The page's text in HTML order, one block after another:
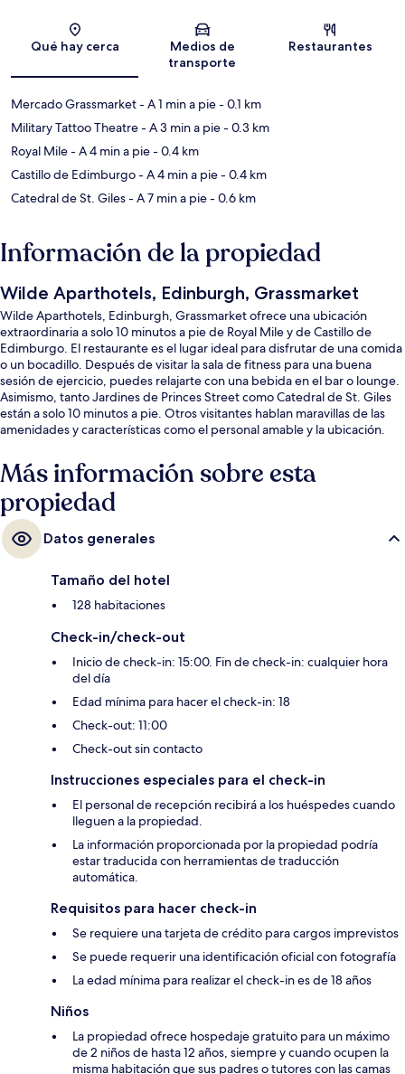
Sección del mapa
Qué hay cerca
Medios de
transporte
Restaurantes
Mercado Grassmarket- A 1 min a pie- 0.1 km
Military Tattoo Theatre- A 3 min a pie- 0.3 km
Royal Mile- A 4 min a pie- 0.4 km
Castillo de Edimburgo- A 4 min a pie- 0.4 km
Catedral de St. Giles- A 7 min a pie- 0.6 km
Información de la propiedad
Wilde Aparthotels, Edinburgh, Grassmarket
Wilde Aparthotels, Edinburgh, Grassmarket ofrece una ubicación
extraordinaria a solo 10 minutos a pie de Royal Mile y de Castillo de
Edimburgo. El restaurante es el lugar ideal para disfrutar de una comida
o un bocadillo. Después de visitar la sala de fitness para una buena
sesión de ejercicio, puedes relajarte con una bebida en el bar o lounge.
Asimismo, tanto Jardines de Princes Street como Catedral de St. Giles
están a solo 10 minutos a pie. Otros visitantes hablan maravillas de las
amenidades y características como el personal amable y la ubicación.
Stop está a apenas 12 minutos a pie.
Más información sobre esta
propiedad
Datos generales
Tamaño del hotel
128 habitaciones
Check-in/check-out
Inicio de check-in: 15:00. Fin de check-in: cualquier hora
del día
Edad mínima para hacer el check-in: 18
Check-out: 11:00
Check-out sin contacto
Instrucciones especiales para el check-in
El personal de recepción recibirá a los huéspedes cuando
lleguen a la propiedad.
La información proporcionada por la propiedad podría
estar traducida con herramientas de traducción
automática.
Requisitos para hacer check-in
Se requiere una tarjeta de crédito para cargos imprevistos
Se puede requerir una identificación oficial con fotografía
La edad mínima para realizar el check-in es de 18 años
Niños
La propiedad ofrece hospedaje gratuito para un máximo
de 2 niños de hasta 12 años, siempre y cuando ocupen la
misma habitación que sus padres o tutores con las camas